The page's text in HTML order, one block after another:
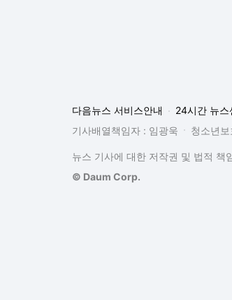
다음뉴스 서비스안내 24시간 뉴스
기사배열책임자 : 임광욱
청소년
뉴스 기사에 대한 저작권 및 법적 책
© Daum Corp.